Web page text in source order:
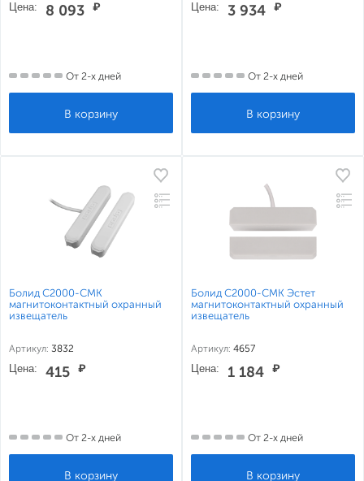
Цена: 8 093 ₽
От 2-х дней
Цена: 3 934 ₽
От 2-х дней
Болид С2000-СМК
магнитоконтактный охранный
извещатель
Артикул: 3832
Цена: 415 ₽
От 2-х дней
Болид С2000-СМК Эстет
магнитоконтактный охранный
извещатель
Артикул: 4657
Цена: 1 184 ₽
От 2-х дней